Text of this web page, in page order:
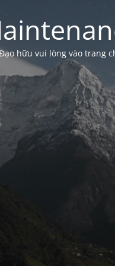
hữu vui lòng vào trang